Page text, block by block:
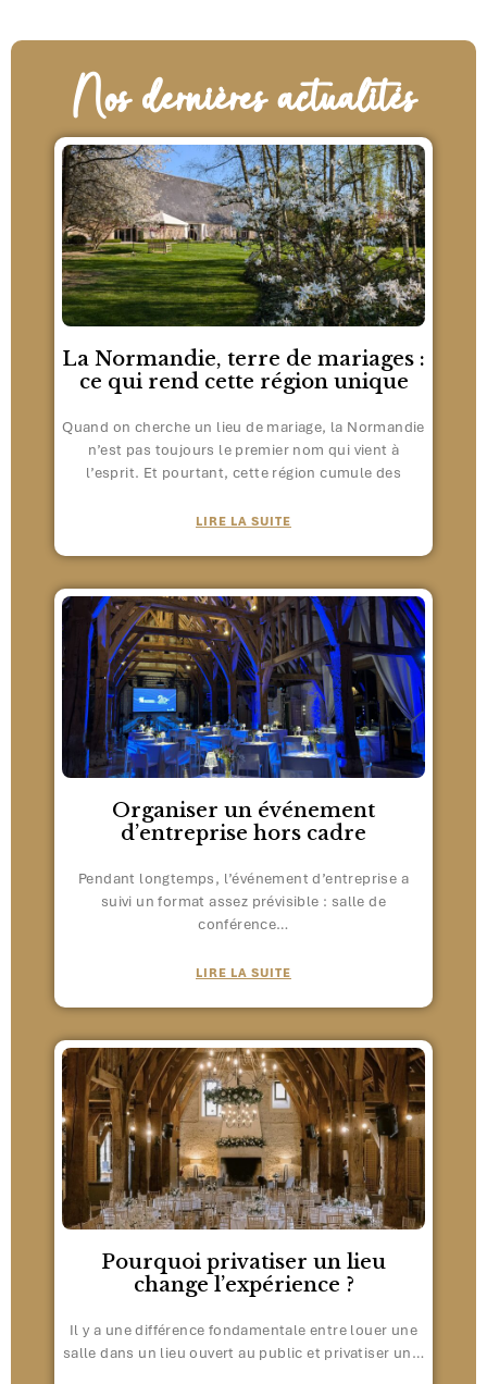
Nos dernières actualités
La Normandie, terre de mariages :
ce qui rend cette région unique
Quand on cherche un lieu de mariage, la Normandie
n’est pas toujours le premier nom qui vient à
l’esprit. Et pourtant, cette région cumule des
LIRE LA SUITE
Organiser un événement
d’entreprise hors cadre
Pendant longtemps, l’événement d’entreprise a
suivi un format assez prévisible : salle de
conférence…
LIRE LA SUITE
Pourquoi privatiser un lieu
change l’expérience ?
Il y a une différence fondamentale entre louer une
salle dans un lieu ouvert au public et privatiser un…